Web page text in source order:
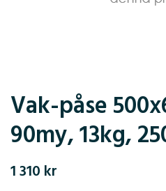
Vak-påse
90my, 13kg,
1 310 kr